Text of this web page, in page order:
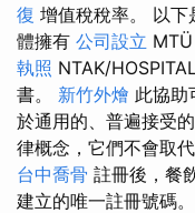
復 增值稅稅率。 以下
體擁有 公司設立 MTÜ
執照 NTAK/
書。 新竹外燴 此協助
於通用的、普遍接受
律概念，它們不會取
台中喬骨 註冊後，餐
建立的唯一註冊號碼。